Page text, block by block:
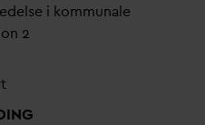
i kommunale
2